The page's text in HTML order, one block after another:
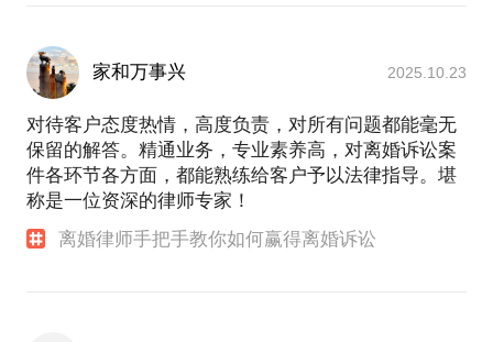
家和万事兴 2025.10.23
对待客户态度热情，高度负责，对所有问题都能毫无
保留的解答。精通业务，专业素养高，对离婚诉讼案
件各环节各方面，都能熟练给客户予以法律指导。堪
称是一位资深的律师专家！
离婚律师手把手教你如何赢得离婚诉讼